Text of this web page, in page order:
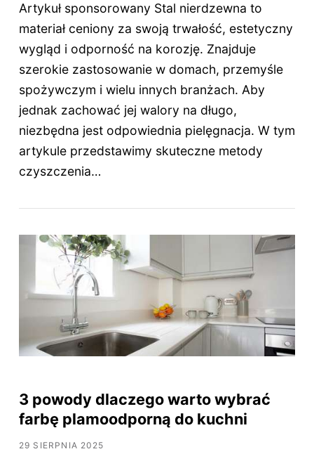
Artykuł sponsorowany Stal nierdzewna to
materiał ceniony za swoją trwałość, estetyczny
wygląd i odporność na korozję. Znajduje
szerokie zastosowanie w domach, przemyśle
spożywczym i wielu innych branżach. Aby
jednak zachować jej walory na długo,
niezbędna jest odpowiednia pielęgnacja. W tym
artykule przedstawimy skuteczne metody
czyszczenia…
3 powody dlaczego warto wybrać
farbę plamoodporną do kuchni
29 SIERPNIA 2025